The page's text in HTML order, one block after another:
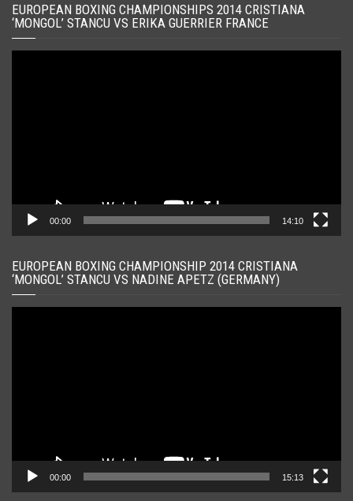
EUROPEAN BOXING CHAMPIONSHIPS 2014 CRISTIANA
‘MONGOL’ STANCU VS ERIKA GUERRIER FRANCE
00:00 14:10
EUROPEAN BOXING CHAMPIONSHIP 2014 CRISTIANA
‘MONGOL’ STANCU VS NADINE APETZ (GERMANY)
00:00 15:13